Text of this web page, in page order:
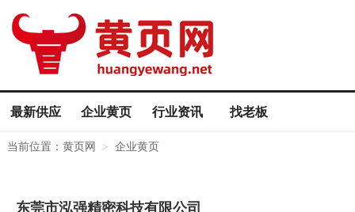
最新供应 企业黄页 行业资讯 找老板
当前位置： 黄页网 > 企业黄页
东莞市泓强精密科技有限公司